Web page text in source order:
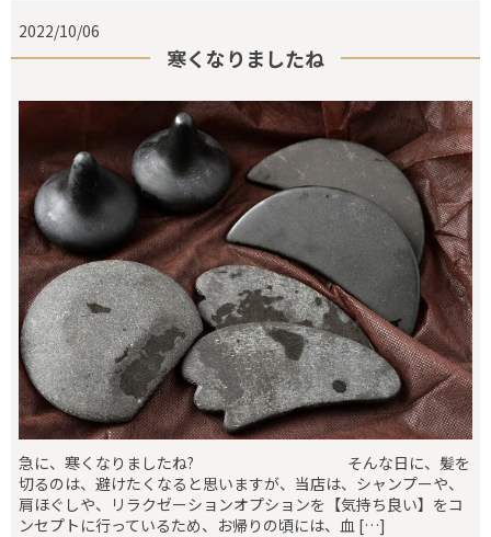
2022/10/06
寒くなりましたね
急に、寒くなりましたね? そんな日に、髪を
切るのは、避けたくなると思いますが、当店は、シャンプーや、
肩ほぐしや、リラクゼーションオプションを【気持ち良い】をコ
ンセプトに行っているため、お帰りの頃には、血 […]